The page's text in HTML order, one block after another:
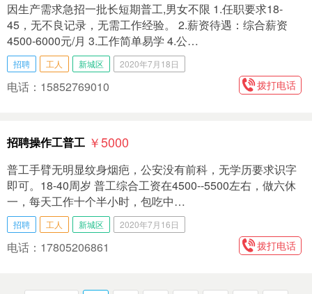
因生产需求急招一批长短期普工,男女不限 1.任职要求18-
45，无不良记录，无需工作经验。 2.薪资待遇：综合薪资
4500-6000元/月 3.工作简单易学 4.公…
招聘 工人 新城区 2020年7月18日
电话：15852769010 拨打电话
招聘操作工普工 ￥5000
普工手臂无明显纹身烟疤，公安没有前科，无学历要求识字
即可。18-40周岁 普工综合工资在4500--5500左右，做六休
一，每天工作十个半小时，包吃中…
招聘 工人 新城区 2020年7月16日
电话：17805206861 拨打电话